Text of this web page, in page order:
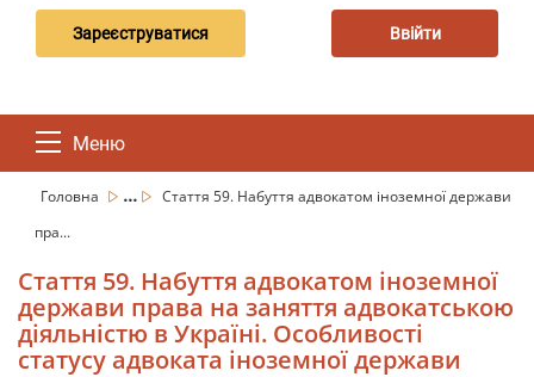
Зареєструватися Ввійти
Меню
Головна ...
Стаття 59. Набуття адвокатом іноземної держави
пра...
Стаття 59. Набуття адвокатом іноземної
держави права на заняття адвокатською
діяльністю в Україні. Особливості
статусу адвоката іноземної держави